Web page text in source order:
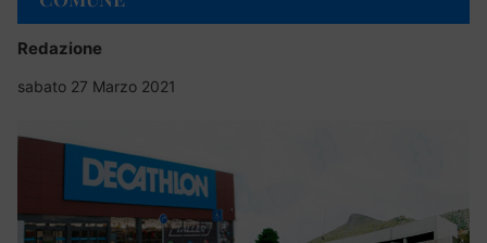
Redazione
sabato 27 Marzo 2021